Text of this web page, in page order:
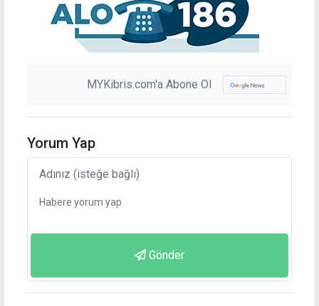
MYKibris.com'a Abone Ol
Yorum Yap
Gönder